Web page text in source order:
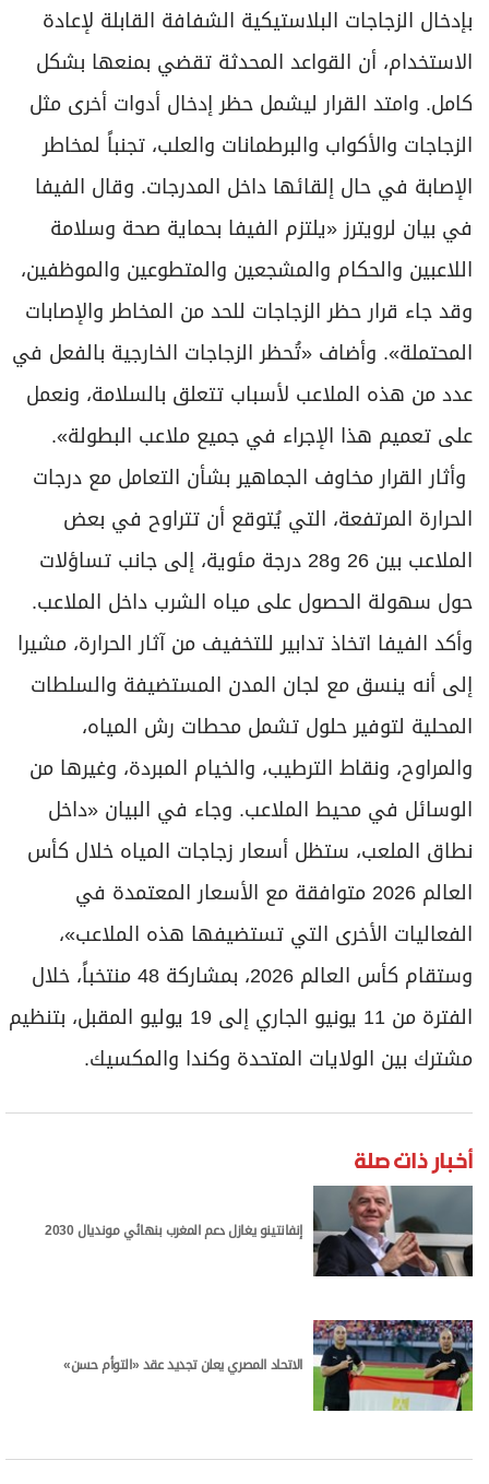
بإدخال الزجاجات البلاستيكية الشفافة القابلة لإعادة
الاستخدام، أن ​القواعد المحدثة تقضي بمنعها بشكل
كامل. وامتد القرار ليشمل ​حظر ‌إدخال أدوات أخرى مثل
الزجاجات ⁠والأكواب والبرطمانات ​والعلب، تجنباً لمخاطر
الإصابة في حال إلقائها داخل المدرجات. وقال الفيفا
في بيان لرويترز «يلتزم الفيفا بحماية صحة وسلامة
اللاعبين والحكام والمشجعين والمتطوعين والموظفين،
وقد جاء قرار حظر الزجاجات للحد من المخاطر والإصابات
المحتملة». وأضاف «تُحظر الزجاجات الخارجية بالفعل في
عدد من هذه الملاعب لأسباب تتعلق بالسلامة، ونعمل
على تعميم هذا الإجراء في ​جميع ملاعب البطولة».
وأثار القرار مخاوف الجماهير بشأن التعامل مع درجات
الحرارة المرتفعة، التي يُتوقع أن تتراوح في بعض
الملاعب بين 26 و28 درجة مئوية، إلى جانب تساؤلات
حول سهولة الحصول على مياه الشرب داخل الملاعب.
وأكد ​الفيفا اتخاذ تدابير للتخفيف من آثار الحرارة، مشيرا
إلى أنه ينسق مع لجان المدن المستضيفة والسلطات
المحلية لتوفير حلول تشمل محطات رش المياه، ​
والمراوح، ونقاط الترطيب، ‌والخيام ⁠المبردة، وغيرها من
‌الوسائل في محيط الملاعب. وجاء ‌في البيان «داخل
نطاق الملعب، ستظل أسعار زجاجات المياه خلال كأس
العالم 2026 متوافقة ⁠مع الأسعار المعتمدة في
الفعاليات الأخرى التي تستضيفها ​هذه الملاعب»،
وستقام كأس العالم 2026، بمشاركة 48 منتخباً، خلال
الفترة من 11 يونيو الجاري إلى 19 يوليو المقبل، بتنظيم
مشترك بين الولايات المتحدة وكندا والمكسيك.
أخبار ذات صلة
إنفانتينو يغازل دعم المغرب بنهائي مونديال 2030
الاتحاد المصري يعلن تجديد عقد «التوأم حسن»